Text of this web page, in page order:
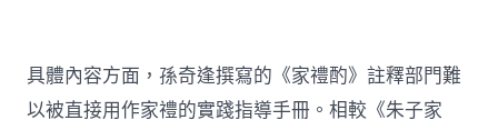
具體內容方面，孫奇逢撰寫的《家禮酌》註釋部門難
以被直接用作家禮的實踐指導手冊。相較《朱子家